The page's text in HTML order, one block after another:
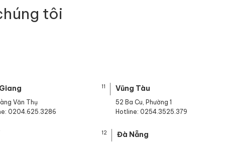
tôi
Văn Thụ
0204.625.3286
11 Vũng Tàu
52 Ba Cu, Phường 1
Hotline: 0254.3525.379
12 Đà Nẵng